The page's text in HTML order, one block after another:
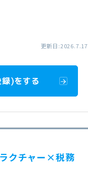
更新日:2026.7.17
)をする
クチャー×税務